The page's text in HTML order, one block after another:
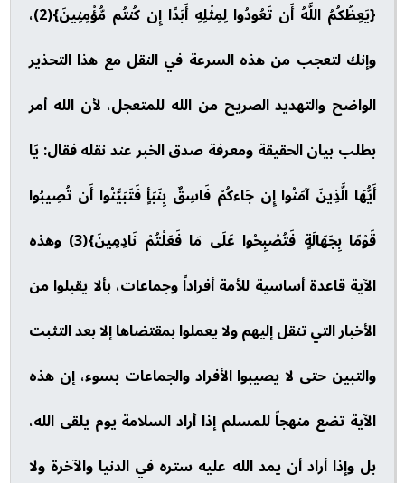
{يَعِظُكُمُ اللَّهُ أَن تَعُودُوا لِمِثْلِهِ أَبَدًا إِن كُنتُم مُّؤْمِنِينَ}(2)،
وإنك لتعجب من هذه السرعة في النقل مع هذا التحذير
الواضح والتهديد الصريح من الله للمتعجل، لأن الله أمر
بطلب بيان الحقيقة ومعرفة صدق الخبر عند نقله فقال: يَا
أَيُّهَا الَّذِينَ آمَنُوا إِن جَاءكُمْ فَاسِقٌ بِنَبَأٍ فَتَبَيَّنُوا أَن تُصِيبُوا
قَوْمًا بِجَهَالَةٍ فَتُصْبِحُوا عَلَى مَا فَعَلْتُمْ نَادِمِينَ}(3) وهذه
الآية قاعدة أساسية للأمة أفراداً وجماعات، بألا يقبلوا من
الأخبار التي تنقل إليهم ولا يعملوا بمقتضاها إلا بعد التثبت
والتبين حتى لا يصيبوا الأفراد والجماعات بسوء، إن هذه
الآية تضع منهجاً للمسلم إذا أراد السلامة يوم يلقى الله،
بل وإذا أراد أن يمد الله عليه ستره في الدنيا والآخرة ولا